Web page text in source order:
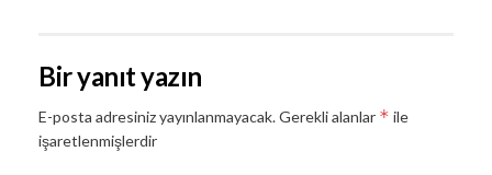
Bir yanıt yazın
E-posta adresiniz yayınlanmayacak.Gerekli alanlar * ile
işaretlenmişlerdir